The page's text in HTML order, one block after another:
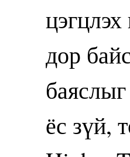
дор
ёс зүй,